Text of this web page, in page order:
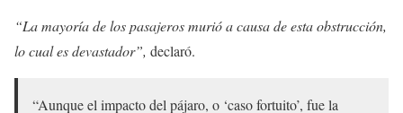
“La mayoría de los pasajeros murió a causa de esta obstrucción,
lo cual es devastador”, declaró.
“Aunque el impacto del pájaro, o ‘caso fortuito’, fue la